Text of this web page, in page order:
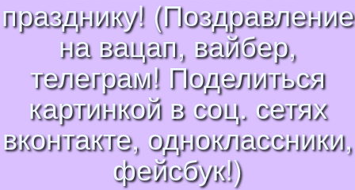
празднику! (Поздравление
на вацап, вайбер,
телеграм! Поделиться
картинкой в соц. сетях
вконтакте, одноклассники,
фейсбук!)